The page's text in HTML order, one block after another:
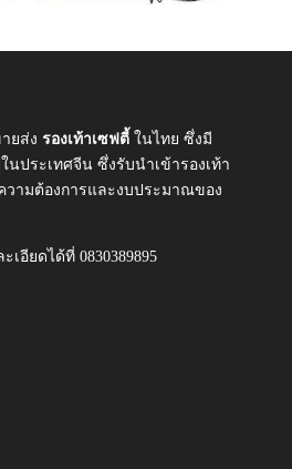
ยส่ง รองเท้าเซฟตี้ ในไทย ซึ่งมี
นประเทศจีน ซึ่งรับนำเข้ารองเท้า
ามต้องการและงบประมาณของ
อียดได้ที่ 0830389895